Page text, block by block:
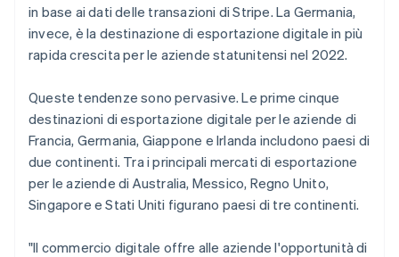
in base ai dati delle transazioni di Stripe. La Germania,
invece, è la destinazione di esportazione digitale in più
rapida crescita per le aziende statunitensi nel 2022.
Queste tendenze sono pervasive. Le prime cinque
destinazioni di esportazione digitale per le aziende di
Francia, Germania, Giappone e Irlanda includono paesi di
due continenti. Tra i principali mercati di esportazione
per le aziende di Australia, Messico, Regno Unito,
Singapore e Stati Uniti figurano paesi di tre continenti.
"Il commercio digitale offre alle aziende l'opportunità di
Nuova Zelanda
English
Paesi Bassi
NederlandsEnglish
English
Portogallo
Português English
RAS di Hong Kong, Cina
English 简体中文
Regno Unito
English